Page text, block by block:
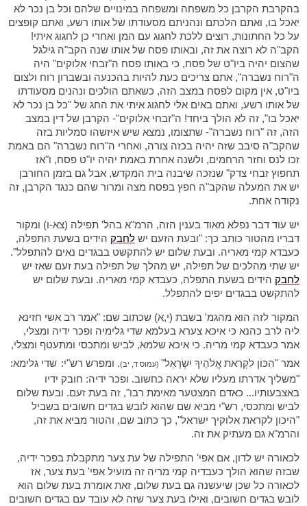
בהקרבת הקרבן כל משפחה ומשפחה במינויים שלהם וכל בן נכר לא
יאכל בו, ואתם הלכתם ונהניתם מסעודתו של אותו רשע, ואתם קופצים
על כל החתונות, רוצים ללכת לחגוג עם המן ואחרי כן לחגוג איתי!
הקב"ה לא רוצה את זה, ובאותו פסח של אותו שנה הקב"ה גילגל
שהצום יהיה ביו"ט של פסח, כי באותו פסח ה"זבחי אלוקים" היה
ה"רוח נשברה", אתם צריכים כעת להיות בהכנעה ובשברון רוח ולצום
ביו"ט, אין מקום לפסח במצב הזה, כשאתם הולכים ונהנים מסעודתו
של אותו רשע, ואתם באים אלי לחגוג איתי את החג של "כל בן נכר לא
יאכל בו", זה לא הולך ביחד! ה"זבחי אלוקים"- הקרבן של דין במצב
הזה, זה "רוח נשברה"- שתצומו, נמצא שיש איזשהו סמליות בזה
שהקב"ה סיבב שזה יהיה בכזה צורה, ואחרי ה"רוח נשברה" הם באמת
זכו לנס וחזר הרחמים, ולשנה אחרת באמת יהיה יו"ט פסח, ו"אז
תחפוץ זבחי צדק" שנזכה שיבנה בית המקדש, אבל גם בזמן החורבן
יש את המעלה שהקב"ה חפץ בפסח מצה ומרור שהם כנגד הקרבן, זה
נקודה אחת.
יש עוד דבר נפלא מאוד בענין הזה, הרמ"א בהל' תפילה (צא-ו) ומקור
דבריו מהטור כותב כך: "ובעת הזעם ישלחבק הידים בשעת התפלה,
כעבדא קמי מאריה. ובעת שלום יש להתקשט בבגדים נאים להתפלל".
יש שתי מהלכים של תפילה, יש מהלך של תפילה בעת זעם שאז יש
לחבק הידים בשעת התפלה, כעבדא קמי מאריה. ובעת שלום יש
להתקשט בבגדים יפים להתפלל.
המקור לזה הוא מהגמ' בשבת (י,א) שכתוב שם: "אמר רב אשי חזינא
ליה לרב כהנא כי איכא צערא בעלמא שדי גלימיה ופכר ידיה ומצלי,
אמר כעבדא קמי מריה. כי איכא שלמא, לביש ומתכסי ומתעטף ומצלי,
אמר "הִכּוֹן לִקְרַאת אֱלֹהֶיךָ יִשְׂרָאֵל" (עמוס ד, יב). ומפרש רש"י: שדי גלימא:
"משליך אדרתו מעליו שלא יראה כחשוב. ופכר ידיה: חובק ידיו
באצבעותיו... כאדם המצטער מאימת רבו", זה בעת זעם. ובעת שלום
לביש ומתכסי, רש"י מביא שם שהוא לובש בגדים חשובים בשביל
"היכון לקראת אלוקיך ישראל", כך כתוב שם, והטור מביא את זה,
והרמ"א גם מעתיק את זה.
לכאורה יש לדון, אם אפי' התפילה של עת צער מתקבלת בפכר ידיה,
שבזה שהוא הולך כעבדיה קמי מריה זה מועיל אפי' בעת צער, אז
לכאורה כל שכן שיעשנה גם בעת שלום, זאת אומרת בעת שלום הוא
לובש בגדים חשובים, ואילו בעת צער שזה לא עובד עם בגדים חשובים